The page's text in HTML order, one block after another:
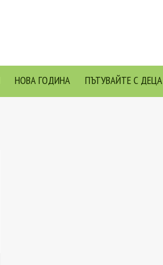
НОВА ГОДИНА ПЪТУВАЙТЕ С ДЕЦА